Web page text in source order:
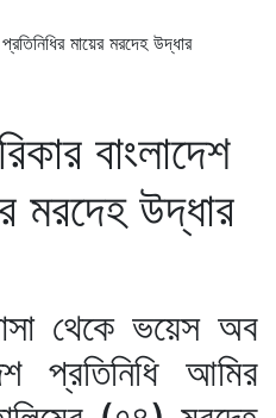
মায়ের মরদেহ উদ্ধার
বাংলাদেশ
মরদেহ উদ্ধার
থেকে ভয়েস অব
প্রতিনিধি আমির